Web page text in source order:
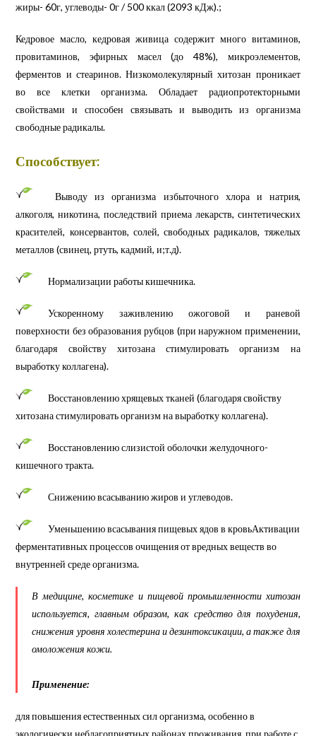
жиры- 60г, углеводы- 0г / 500 ккал (2093 кДж).;
Кедровое масло, кедровая живица содержит много витаминов,
провитаминов, эфирных масел (до 48%), микроэлементов,
ферментов и стеаринов. Низкомолекулярный хитозан проникает
во все клетки организма. Обладает радиопротекторными
свойствами и способен связывать и выводить из организма
свободные радикалы.
Способствует:
Выводу из организма избыточного хлора и натрия,
алкоголя, никотина, последствий приема лекарств, синтетических
красителей, консервантов, солей, свободных радикалов, тяжелых
металлов (свинец, ртуть, кадмий, и;т.д).
Нормализации работы кишечника.
Ускоренному заживлению ожоговой и раневой
поверхности без образования рубцов (при наружном применении,
благодаря свойству хитозана стимулировать организм на
выработку коллагена).
Восстановлению хрящевых тканей (благодаря свойству
хитозана стимулировать организм на выработку коллагена).
Восстановлению слизистой оболочки желудочного-
кишечного тракта.
Снижению всасыванию жиров и углеводов.
Уменьшению всасывания пищевых ядов в кровьАктивации
ферментативных процессов очищения от вредных веществ во
внутренней среде организма.
В медицине, косметике и пищевой промышленности хитозан
используется, главным образом, как средство для похудения,
снижения уровня холестерина и дезинтоксикации, а также для
омоложения кожи.
Применение:
для повышения естественных сил организма, особенно в
экологически неблагоприятных районах проживания, при работе с